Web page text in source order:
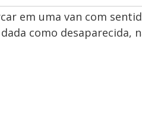
em uma van com
como desaparecida,